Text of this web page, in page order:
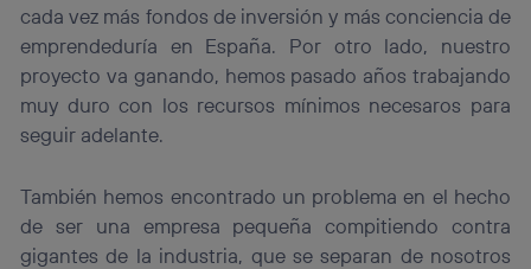
cada vez más fondos de inversión y más conciencia de
emprendeduría en España. Por otro lado, nuestro
proyecto va ganando, hemos pasado años trabajando
muy duro con los recursos mínimos necesaros para
seguir adelante.
También hemos encontrado un problema en el hecho
de ser una empresa pequeña compitiendo contra
gigantes de la industria, que se separan de nosotros